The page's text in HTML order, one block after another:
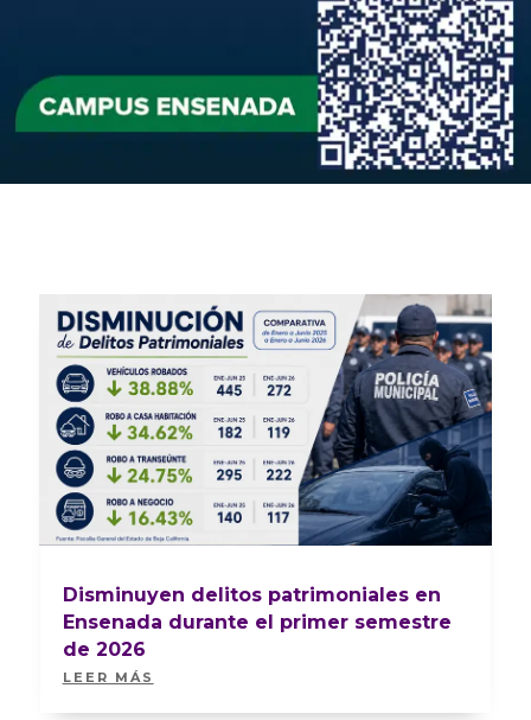
Disminuyen delitos patrimoniales en
Ensenada durante el primer semestre
de 2026
LEER MÁS